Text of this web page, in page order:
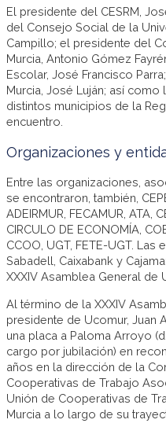
El presidente del CESRM,
del Consejo Social de la
Campillo; el presidente del
Murcia, Antonio Gómez
Escolar, José Francisco
Murcia, José Luján; así
distintos municipios de la
encuentro.
Organizaciones y
Entre las organizaciones,
se encontraron, también,
ADEIRMUR, FECAMUR, ATA,
CIRCULO DE ECONOMÍA,
CCOO, UGT, FETE-UGT.
Sabadell, Caixabank y
XXXIV Asamblea General de
Al término de la XXXIV
presidente de Ucomur, Juan
una placa a Paloma Arroyo
cargo por jubilación) en
años en la dirección de la
Cooperativas de Trabajo
Unión de Cooperativas de
Murcia a lo largo de su